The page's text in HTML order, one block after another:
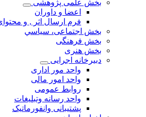
بخش علمی پژوهشی
اعضا و داوران
فرم ارسال اثر , و
بخش اجتماعی، سياسي
بخش فرهنگی
بخش هنری
دبیرخانه اجرایی
واحد مور اداری
واحد امور مالی
روابط عمومی
واحد رسانه وتبلیغات
پشتیبانی وانفورماتیک